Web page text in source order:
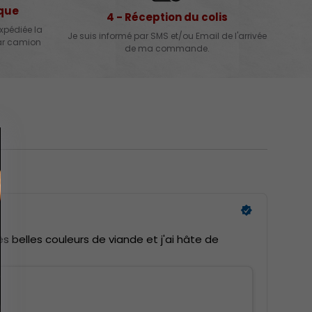
la
camion
4 - Réception du colis
Je suis informé par SMS et/ou Email de l'arrivée
de ma commande.